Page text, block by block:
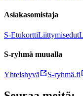
Asiakasomistaja
S-EtukorttiLiittymisedut
S-ryhmä muualla
Yhteishyvä S-ryhmä.fi